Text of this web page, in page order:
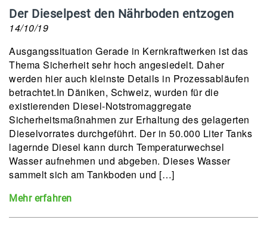
Der Dieselpest den Nährboden entzogen
14/10/19
Ausgangssituation Gerade in Kernkraftwerken ist das
Thema Sicherheit sehr hoch angesiedelt. Daher
werden hier auch kleinste Details in Prozessabläufen
betrachtet.In Däniken, Schweiz, wurden für die
existierenden Diesel-Notstromaggregate
Sicherheitsmaßnahmen zur Erhaltung des gelagerten
Dieselvorrates durchgeführt. Der in 50.000 Liter Tanks
lagernde Diesel kann durch Temperaturwechsel
Wasser aufnehmen und abgeben. Dieses Wasser
sammelt sich am Tankboden und […]
Mehr erfahren